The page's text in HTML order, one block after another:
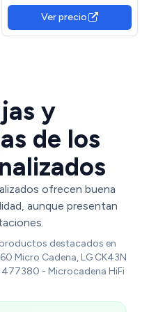
LED Multicolor, Amplia
Conectividad, 4 Altavoces,
Color Negro
Ver precio
y
de los
ofrecen buena
aunque presentan
destacados en
Micro Cadena, LG CK43N
- Microcadena HiFi